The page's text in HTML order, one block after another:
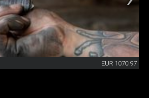
EUR 1070.97